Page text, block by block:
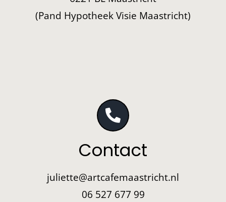
(Pand Hypotheek Visie Maastricht)
Contact
juliette@artcafemaastricht.nl
06 527 677 99